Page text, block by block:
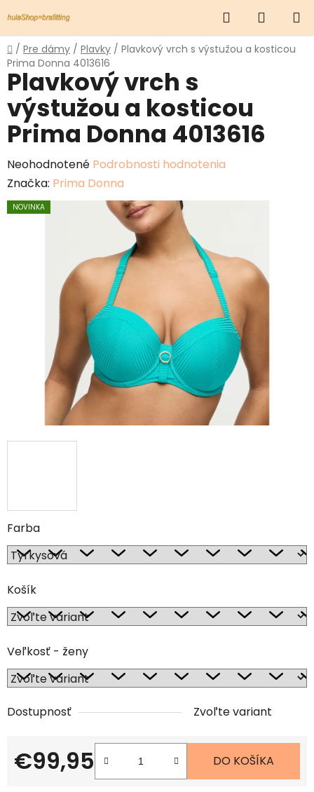
na
obsah
Hľadať
KOŠÍK
Domov
/ Pre dámy / Plavky / Plavkový vrch s výstužou a kosticou
Prima Donna 4013616
Farba
Košík
Veľkosť - ženy
Dostupnosť Zvoľte variant
€99,95
Jednotková cena:
DO KOŠÍKA
Plavkový vrch s
výstužou a kosticou
Prima Donna 4013616
Priemerné
hodnotenie
produktu
hviezdičiek.
Neohodnotené Podrobnosti hodnotenia
Značka: Prima Donna
NOVINKA